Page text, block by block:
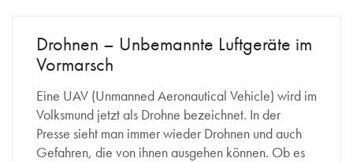
Drohnen – Unbemannte Luftgeräte im
Vormarsch
Eine UAV (Unmanned Aeronautical Vehicle) wird im
Volksmund jetzt als Drohne bezeichnet. In der
Presse sieht man immer wieder Drohnen und auch
Gefahren, die von ihnen ausgehen können. Ob es